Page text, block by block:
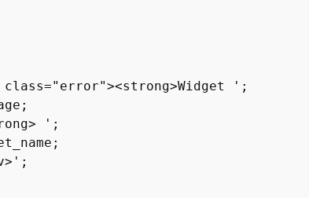
' ;
;
' ;
;
;